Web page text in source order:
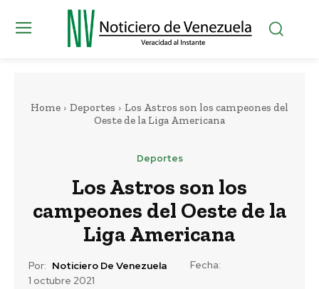
Home Deportes
Los Astros son los campeones del
Oeste de la Liga Americana
Deportes
Los Astros son los
campeones del Oeste de la
Liga Americana
Por: Noticiero De Venezuela
Fecha:
1 octubre 2021